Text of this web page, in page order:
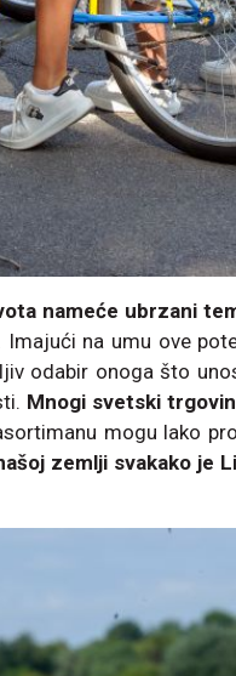
nameće ubrzani
Imajući na umu ove
odabir onoga što
Mnogi svetski
mogu lako
zemlji svakako je